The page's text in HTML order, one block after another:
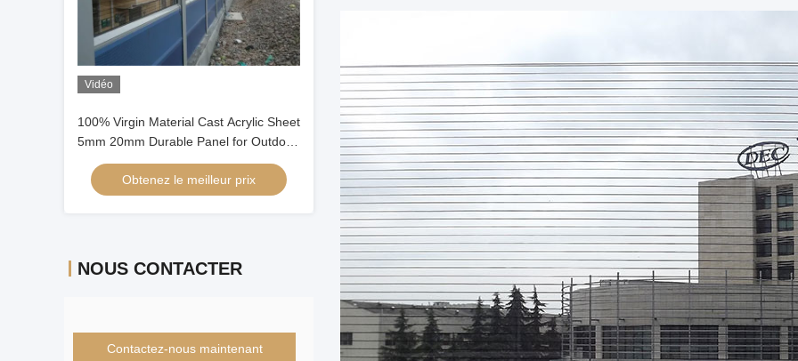
Vidéo
100% Virgin Material Cast Acrylic Sheet
5mm 20mm Durable Panel for Outdoor
sound Barrier
Obtenez le meilleur prix
NOUS CONTACTER
Contactez-nous maintenant